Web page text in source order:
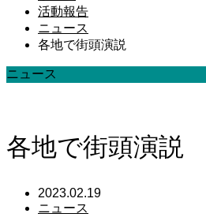
活動報告
ニュース
各地で街頭演説
ニュース
各地で街頭演説
2023.02.19
ニュース